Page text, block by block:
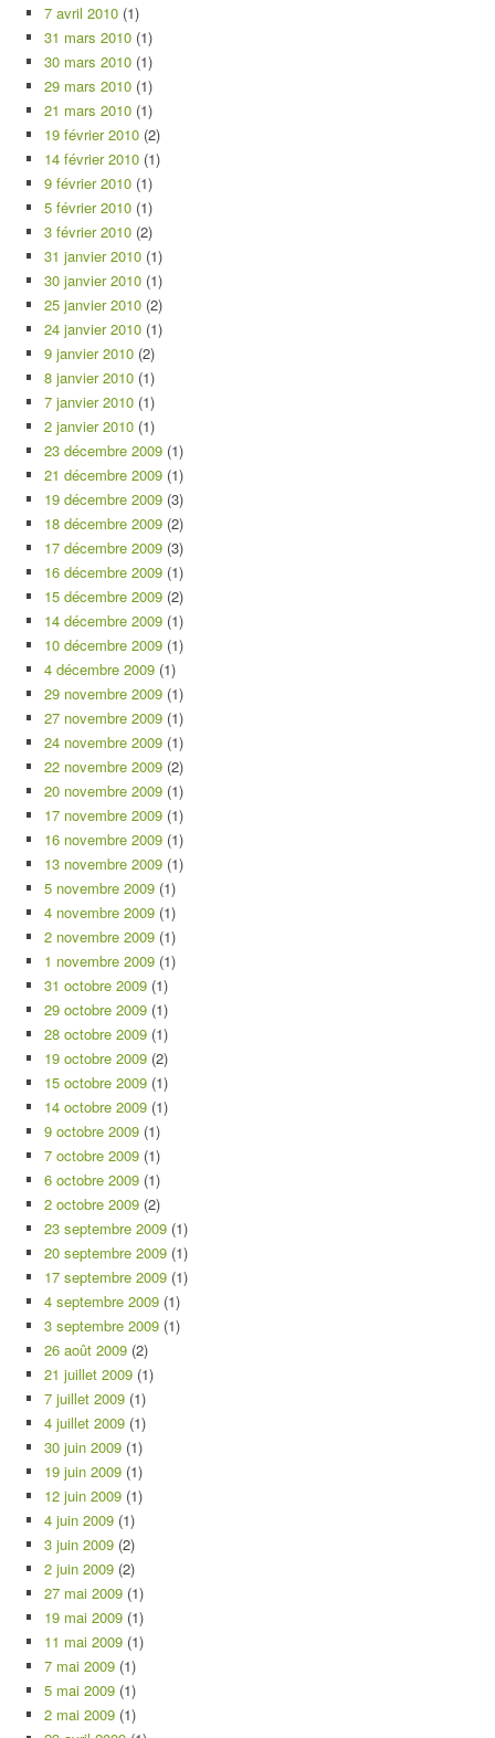
7 avril 2010 (1)
31 mars 2010 (1)
30 mars 2010 (1)
29 mars 2010 (1)
21 mars 2010 (1)
19 février 2010 (2)
14 février 2010 (1)
9 février 2010 (1)
5 février 2010 (1)
3 février 2010 (2)
31 janvier 2010 (1)
30 janvier 2010 (1)
25 janvier 2010 (2)
24 janvier 2010 (1)
9 janvier 2010 (2)
8 janvier 2010 (1)
7 janvier 2010 (1)
2 janvier 2010 (1)
23 décembre 2009 (1)
21 décembre 2009 (1)
19 décembre 2009 (3)
18 décembre 2009 (2)
17 décembre 2009 (3)
16 décembre 2009 (1)
15 décembre 2009 (2)
14 décembre 2009 (1)
10 décembre 2009 (1)
4 décembre 2009 (1)
29 novembre 2009 (1)
27 novembre 2009 (1)
24 novembre 2009 (1)
22 novembre 2009 (2)
20 novembre 2009 (1)
17 novembre 2009 (1)
16 novembre 2009 (1)
13 novembre 2009 (1)
5 novembre 2009 (1)
4 novembre 2009 (1)
2 novembre 2009 (1)
1 novembre 2009 (1)
31 octobre 2009 (1)
29 octobre 2009 (1)
28 octobre 2009 (1)
19 octobre 2009 (2)
15 octobre 2009 (1)
14 octobre 2009 (1)
9 octobre 2009 (1)
7 octobre 2009 (1)
6 octobre 2009 (1)
2 octobre 2009 (2)
23 septembre 2009 (1)
20 septembre 2009 (1)
17 septembre 2009 (1)
4 septembre 2009 (1)
3 septembre 2009 (1)
26 août 2009 (2)
21 juillet 2009 (1)
7 juillet 2009 (1)
4 juillet 2009 (1)
30 juin 2009 (1)
19 juin 2009 (1)
12 juin 2009 (1)
4 juin 2009 (1)
3 juin 2009 (2)
2 juin 2009 (2)
27 mai 2009 (1)
19 mai 2009 (1)
11 mai 2009 (1)
7 mai 2009 (1)
5 mai 2009 (1)
2 mai 2009 (1)